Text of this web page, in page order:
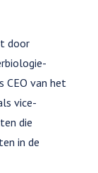
door
CEO van het
vice-
die
in de